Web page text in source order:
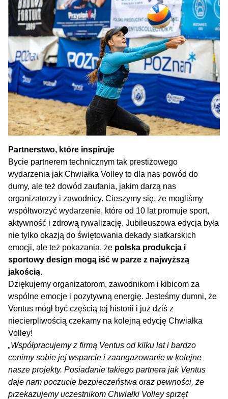
Partnerstwo, które inspiruje
Bycie partnerem technicznym tak prestiżowego
wydarzenia jak Chwiałka Volley to dla nas powód do
dumy, ale też dowód zaufania, jakim darzą nas
organizatorzy i zawodnicy. Cieszymy się, że mogliśmy
współtworzyć wydarzenie, które od 10 lat promuje sport,
aktywność i zdrową rywalizację. Jubileuszowa edycja była
nie tylko okazją do świętowania dekady siatkarskich
emocji, ale też pokazania, że polska produkcja i
sportowy design mogą iść w parze z najwyższą
jakością.
Dziękujemy organizatorom, zawodnikom i kibicom za
wspólne emocje i pozytywną energię. Jesteśmy dumni, że
Ventus mógł być częścią tej historii i już dziś z
niecierpliwością czekamy na kolejną edycję Chwiałka
Volley!
„Współpracujemy z firmą Ventus od kilku lat i bardzo
cenimy sobie jej wsparcie i zaangażowanie w kolejne
nasze projekty. Posiadanie takiego partnera jak Ventus
daje nam poczucie bezpieczeństwa oraz pewności, że
przekazujemy uczestnikom Chwiałki Volley sprzęt